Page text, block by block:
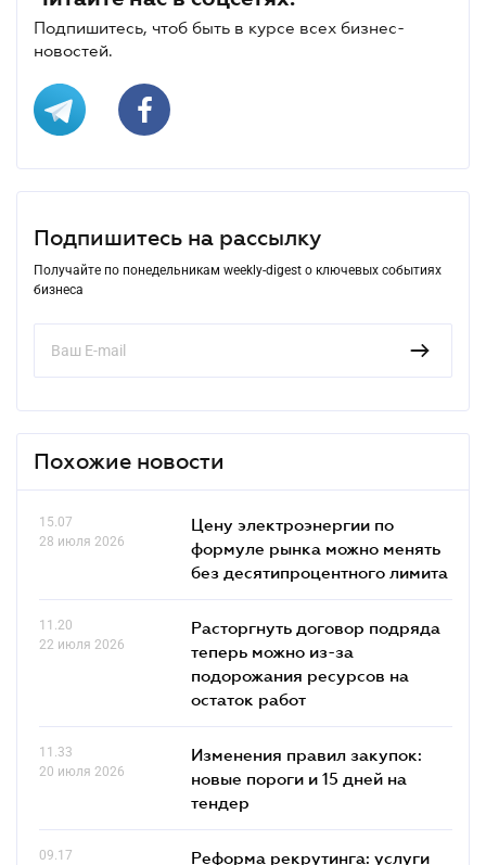
Подпишитесь, чтоб быть в курсе всех бизнес-
новостей.
Подпишитесь на рассылку
Получайте по понедельникам weekly-digest о ключевых событиях
бизнеса
Похожие новости
15.07
28 июля 2026
Цену электроэнергии по
формуле рынка можно менять
без десятипроцентного лимита
11.20
22 июля 2026
Расторгнуть договор подряда
теперь можно из-за
подорожания ресурсов на
остаток работ
11.33
20 июля 2026
Изменения правил закупок:
новые пороги и 15 дней на
тендер
09.17
Реформа рекрутинга: услуги